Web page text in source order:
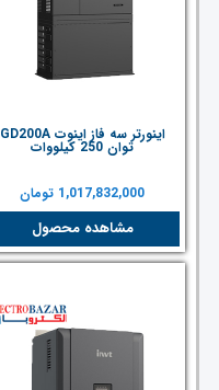
اینورتر سه فاز اینوت GD200A
توان 250 کیلووات
1,017,832,000 تومان
مشاهده محصول